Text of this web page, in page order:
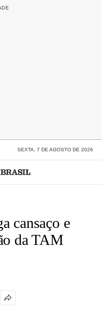
SEXTA, 7 DE AGOSTO DE 2026
cansaço e
da TAM